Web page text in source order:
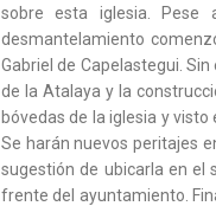
sobre esta iglesia. Pese
desmantelamiento
Gabriel de Capelastegui.
de la Atalaya y la
bóvedas de la iglesia y
Se harán nuevos peritajes
sugestión de ubicarla en el
frente del ayuntamiento.